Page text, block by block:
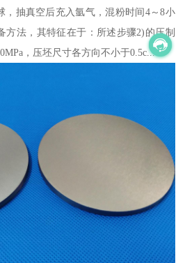
，抽真空后充入氩气，混粉时间4～8小
方法，其特征在于：所述步骤2)的压制
，压坯尺寸各方向不小于0.5c...